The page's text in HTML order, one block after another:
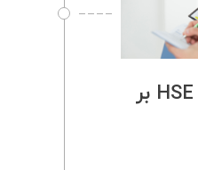
بررسی تأثیر سیستم HSE بر